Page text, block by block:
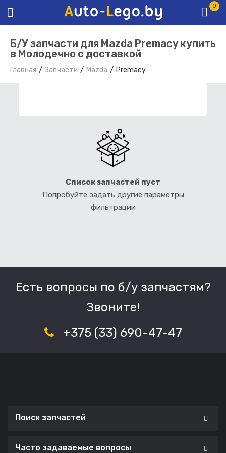
0
Б/У запчасти для Mazda Premacy купить
в Молодечно с доставкой
Главная Запчасти Mazda Premacy
Список запчастей пуст
Попробуйте задать другие параметры
фильтрации
Есть вопросы по б/у запчастям?
Звоните!
+375 (33) 690-47-47
Поиск запчастей
Часто задаваемые вопросы